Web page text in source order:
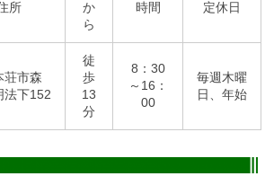
所
か
ら
時間 定休日
荘市森
法下152
徒
歩
13
分
8：30
～16：
00
毎週木曜
日、年始